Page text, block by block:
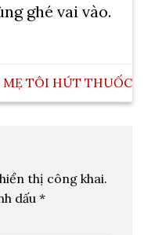
ghé vai vào.
MẸ TÔI HÚT THUỐC
thị công khai.
dấu *